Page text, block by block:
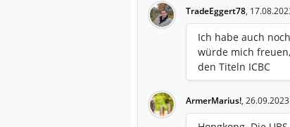
TradeEggert78,
Ich habe auch
würde mich
den Titeln ICBC
ArmerMarius!,